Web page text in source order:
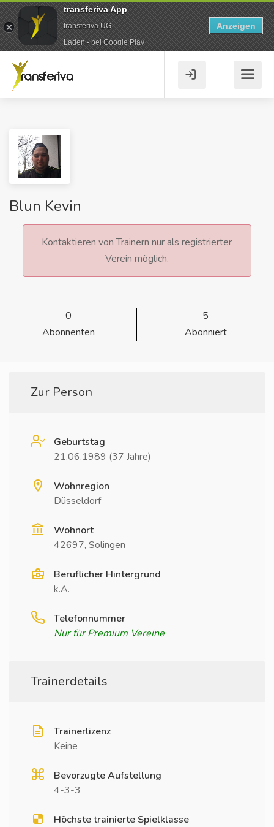
Blun Kevin
Kontaktieren von Trainern nur als registrierter
Verein möglich.
0
Abonnenten
5
Abonniert
Zur Person
Geburtstag
21.06.1989 (37 Jahre)
Wohnregion
Düsseldorf
Wohnort
42697, Solingen
Beruflicher Hintergrund
k.A.
Telefonnummer
Nur für Premium Vereine
Trainerdetails
Trainerlizenz
Keine
Bevorzugte Aufstellung
4-3-3
Höchste trainierte Spielklasse
transferiva App
transferiva UG
Laden - bei Google Play
Anzeigen